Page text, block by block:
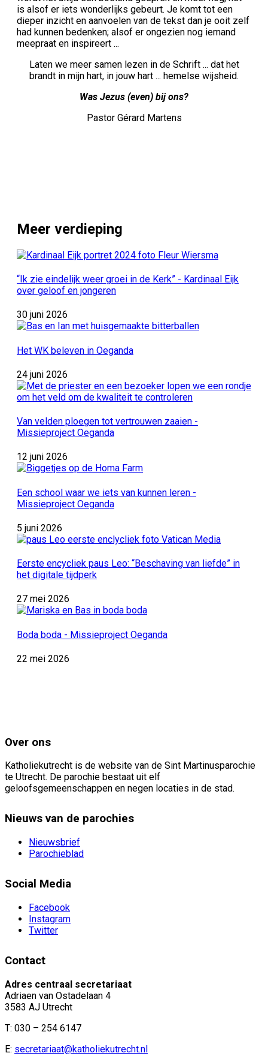
is alsof er iets wonderlijks gebeurt. Je komt tot een
dieper inzicht en aanvoelen van de tekst dan je ooit zelf
had kunnen bedenken; alsof er ongezien nog iemand
meepraat en inspireert ...
Laten we meer samen lezen in de Schrift ... dat het
brandt in mijn hart, in jouw hart ... hemelse wijsheid.
Was Jezus (even) bij ons?
Pastor Gérard Martens
Meer verdieping
“Ik zie eindelijk weer groei in de Kerk” - Kardinaal Eijk
over geloof en jongeren
30 juni 2026
Het WK beleven in Oeganda
24 juni 2026
Van velden ploegen tot vertrouwen zaaien -
Missieproject Oeganda
12 juni 2026
Een school waar we iets van kunnen leren -
Missieproject Oeganda
5 juni 2026
Eerste encycliek paus Leo: “Beschaving van liefde” in
het digitale tijdperk
27 mei 2026
Boda boda - Missieproject Oeganda
22 mei 2026
Over ons
Katholiekutrecht is de website van de Sint Martinusparochie
te Utrecht. De parochie bestaat uit elf
geloofsgemeenschappen en negen locaties in de stad.
Nieuws van de parochies
Nieuwsbrief
Parochieblad
Social Media
Facebook
Instagram
Twitter
Contact
Adres centraal secretariaat
Adriaen van Ostadelaan 4
3583 AJ Utrecht
T: 030 – 254 6147
E: secretariaat@katholiekutrecht.nl